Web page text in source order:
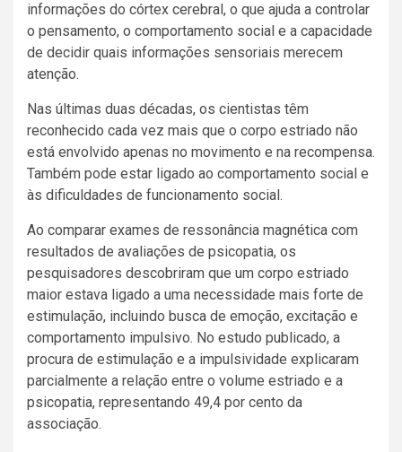
informações do córtex cerebral, o que ajuda a controlar
o pensamento, o comportamento social e a capacidade
de decidir quais informações sensoriais merecem
atenção.
Nas últimas duas décadas, os cientistas têm
reconhecido cada vez mais que o corpo estriado não
está envolvido apenas no movimento e na recompensa.
Também pode estar ligado ao comportamento social e
às dificuldades de funcionamento social.
Ao comparar exames de ressonância magnética com
resultados de avaliações de psicopatia, os
pesquisadores descobriram que um corpo estriado
maior estava ligado a uma necessidade mais forte de
estimulação, incluindo busca de emoção, excitação e
comportamento impulsivo. No estudo publicado, a
procura de estimulação e a impulsividade explicaram
parcialmente a relação entre o volume estriado e a
psicopatia, representando 49,4 por cento da
associação.